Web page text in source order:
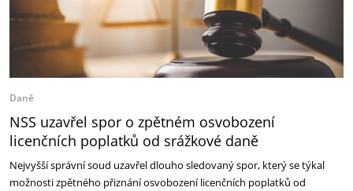
Daně
NSS uzavřel spor o zpětném osvobození
licenčních poplatků od srážkové daně
Nejvyšší správní soud uzavřel dlouho sledovaný spor, který se týkal
možnosti zpětného přiznání osvobození licenčních poplatků od